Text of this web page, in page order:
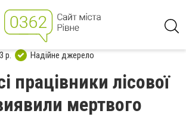
р. Надійне джерело
працівники лісової
мертвого